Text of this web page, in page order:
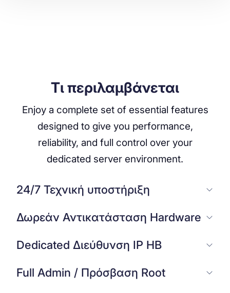
Τι περιλαμβάνεται
Enjoy a complete set of essential features
designed to give you performance,
reliability, and full control over your
dedicated server environment.
24/7 Τεχνική υποστήριξη
Δωρεάν Αντικατάσταση Hardware
Dedicated Διεύθυνση IP ΗΒ
Full Admin / Πρόσβαση Root